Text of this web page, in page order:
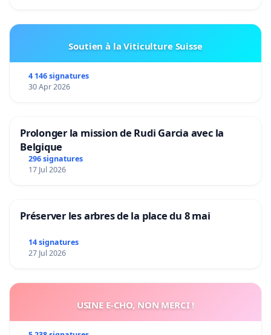
Soutien à la Viticulture Suisse
4 146 signatures
30 Apr 2026
Prolonger la mission de Rudi Garcia avec la
Belgique
296 signatures
17 Jul 2026
Préserver les arbres de la place du 8 mai
14 signatures
27 Jul 2026
USINE E-CHO, NON MERCI !